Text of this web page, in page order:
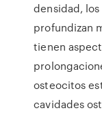
densidad,
profundizan
tienen
osteocitos
cavidades